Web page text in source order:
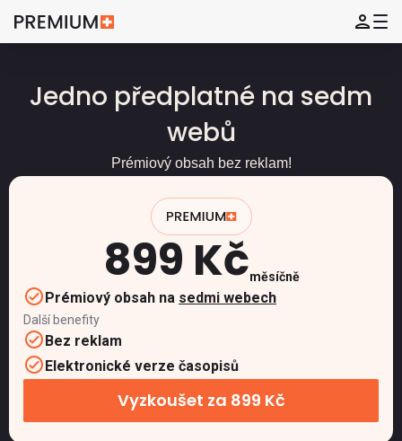
Jedno předplatné na sedm
webů
Prémiový obsah bez reklam!
899 Kčměsíčně
Prémiový obsah na sedmi webech
Další benefity
Bez reklam
Elektronické verze časopisů
Vyzkoušet za 899 Kč